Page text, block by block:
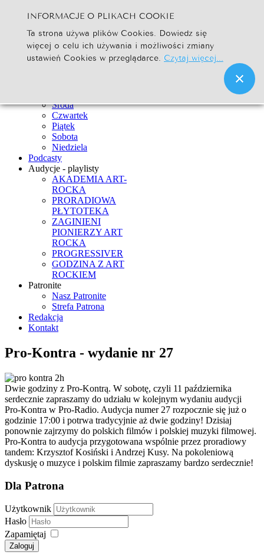
Szukaj... Go
Strona Główna
Newsy
Środa
Czwartek
Piątek
Sobota
Niedziela
Podcasty
Audycje - playlisty
AKADEMIA ART-
ROCKA
PRORADIOWA
PŁYTOTEKA
ZAGINIENI
PIONIERZY ART
ROCKA
PROGRESSIVER
GODZINA Z ART
ROCKIEM
Patronite
Nasz Patronite
Strefa Patrona
Redakcja
Kontakt
Pro-Kontra - wydanie nr 27
Dwie godziny z Pro-Kontrą. W sobotę, czyli 11 października
serdecznie zapraszamy do udziału w kolejnym wydaniu audycji
Pro-Kontra w Pro-Radio. Audycja numer 27 rozpocznie się już o
godzinie 17:00 i potrwa tradycyjnie aż dwie godziny! Dzisiaj
ponownie zajrzymy do polskich filmów i polskiej muzyki filmowej.
Pro-Kontra to audycja przygotowana wspólnie przez proradiowy
tandem: Krzysztof Kosiński i Andrzej Kusy. Na pokoleniową
dyskusję o muzyce i polskim filmie zapraszamy bardzo serdecznie!
Dla Patrona
Użytkownik
Hasło
Zapamiętaj
Zaloguj
INFORMACJE O PLIKACH COOKIE
Ta strona używa plików Cookies. Dowiedz się
więcej o celu ich używania i możliwości zmiany
ustawień Cookies w przeglądarce. Czytaj więcej...